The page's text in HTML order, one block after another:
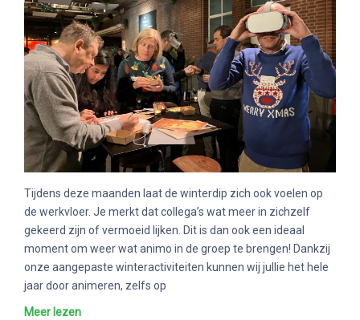
Tijdens deze maanden laat de winterdip zich ook voelen op
de werkvloer. Je merkt dat collega’s wat meer in zichzelf
gekeerd zijn of vermoeid lijken. Dit is dan ook een ideaal
moment om weer wat animo in de groep te brengen! Dankzij
onze aangepaste winteractiviteiten kunnen wij jullie het hele
jaar door animeren, zelfs op
Meer lezen